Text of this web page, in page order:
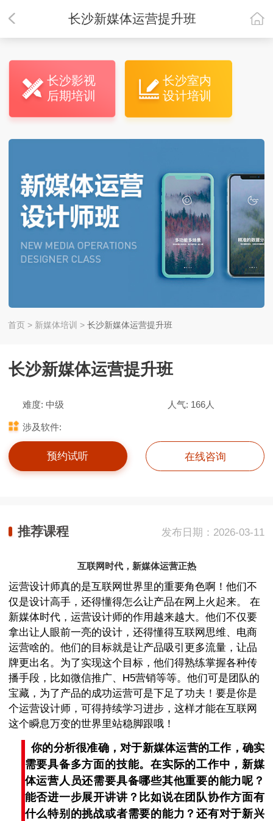
长沙新媒体运营提升班
长沙影视
后期培训
长沙室内
设计培训
首页 > 新媒体培训 > 长沙新媒体运营提升班
长沙新媒体运营提升班
难度: 中级 人气: 166人
涉及软件:
预约试听 在线咨询
推荐课程 发布日期：2026-03-11
互联网时代，新媒体运营正热
运营设计师真的是互联网世界里的重要角色啊！他们不
仅是设计高手，还得懂得怎么让产品在网上火起来。 在
新媒体时代，运营设计师的作用越来越大。他们不仅要
拿出让人眼前一亮的设计，还得懂得互联网思维、电商
运营啥的。他们的目标就是让产品吸引更多流量，让品
牌更出名。为了实现这个目标，他们得熟练掌握各种传
播手段，比如微信推广、H5营销等等。他们可是团队的
宝藏，为了产品的成功运营可是下足了功夫！要是你是
个运营设计师，可得持续学习进步，这样才能在互联网
这个瞬息万变的世界里站稳脚跟哦！
你的分析很准确，对于新媒体运营的工作，确实
需要具备多方面的技能。在实际的工作中，新媒
体运营人员还需要具备哪些其他重要的能力呢？
能否进一步展开讲讲？比如说在团队协作方面有
什么特别的挑战或者需要的能力？还有对于新兴